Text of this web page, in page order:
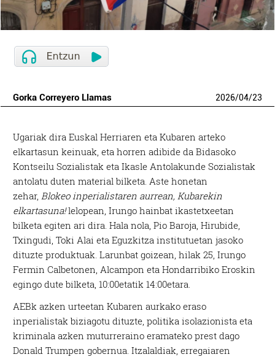
Gorka Correyero Llamas 2026/04/23
Ugariak dira Euskal Herriaren eta Kubaren arteko
elkartasun keinuak, eta horren adibide da Bidasoko
Kontseilu Sozialistak eta Ikasle Antolakunde Sozialistak
antolatu duten material bilketa. Aste honetan
zehar, Blokeo inperialistaren aurrean, Kubarekin
elkartasuna!lelopean, Irungo hainbat ikastetxeetan
bilketa egiten ari dira. Hala nola, Pio Baroja, Hirubide,
Txingudi, Toki Alai eta Eguzkitza institutuetan jasoko
dituzte produktuak. Larunbat goizean, hilak 25, Irungo
Fermin Calbetonen, Alcampon eta Hondarribiko Eroskin
egingo dute bilketa, 10:00etatik 14:00etara.
AEBk azken urteetan Kubaren aurkako eraso
inperialistak biziagotu dituzte, politika isolazionista eta
kriminala azken muturreraino eramateko prest dago
Donald Trumpen gobernua. Itzalaldiak, erregaiaren